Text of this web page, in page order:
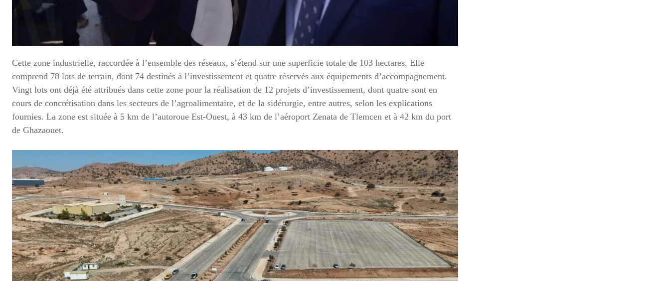
Cette zone industrielle, raccordée à l’ensemble des réseaux, s’étend sur une superficie totale de 103 hectares. Elle
comprend 78 lots de terrain, dont 74 destinés à l’investissement et quatre réservés aux équipements d’accompagnement.
Vingt lots ont déjà été attribués dans cette zone pour la réalisation de 12 projets d’investissement, dont quatre sont en
cours de concrétisation dans les secteurs de l’agroalimentaire, et de la sidérurgie, entre autres, selon les explications
fournies. La zone est située à 5 km de l’autoroue Est-Ouest, à 43 km de l’aéroport Zenata de Tlemcen et à 42 km du port
de Ghazaouet.